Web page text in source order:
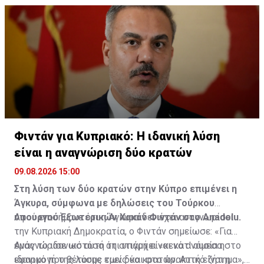
Φιντάν για Κυπριακό: Η ιδανική λύση
είναι η αναγνώριση δύο κρατών
09.08.2026 15:00
Στη λύση των δύο κρατών στην Κύπρο επιμένει η
Άγκυρα, σύμφωνα με δηλώσεις του Τούρκου
υπουργού Εξωτερικών Χακάν Φιντάν στο Anadolu.
Αφού επισήμανε ότι η Άγκυρα δεν έχει αναγνωρίσει
την Κυπριακή Δημοκρατία, ο Φιντάν σημείωσε: «Για
εμάς το ιδανικό αυτή τη στιγμή είναι κατ' ουσία η
εφαρμογή της λύσης των δύο κρατών. Αυτή είναι η
Αναγνώρισε ωστόσο ότι υπάρχει «κενό ανάμεσα στο
ιδανικό που θέτουμε εμείς και στο πρακτικό ζήτημα»,